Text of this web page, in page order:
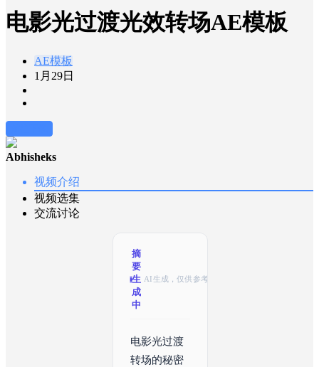
电影光过渡光效转场AE模板
AE模板
1月29日
Abhisheks
视频介绍
视频选集
交流讨论
摘
要
生
成
中
AI生成，仅供参考
电影光过渡
转场的秘密